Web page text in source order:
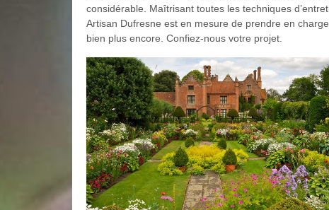
considérable. Maîtrisant toutes les techniques
Artisan Dufresne est en mesure de prendre en
bien plus encore. Confiez-nous votre projet.